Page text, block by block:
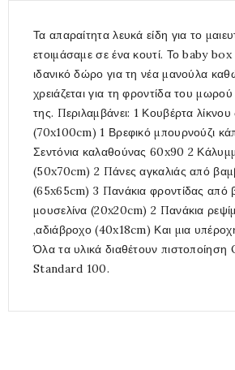
Τα απαραίτητα λευκά είδη για το
ετοιμάσαμε σε ένα κουτί. Το baby box
ιδανικό δώρο για τη νέα μανούλα
χρειάζεται για τη φροντίδα του μωρού
της. Περιλαμβάνει: 1 Κουβέρτα
(70x100cm) 1 Βρεφικό μπουρνούζι
Σεντόνια καλαθούνας 60x90 2
(50x70cm) 2 Πάνες αγκαλιάς από
(65x65cm) 3 Πανάκια φροντίδας από
μουσελίνα (20x20cm) 2 Πανάκια
,αδιάβροχο (40x18cm) Και μια
Όλα τα υλικά διαθέτουν
Standard 100.